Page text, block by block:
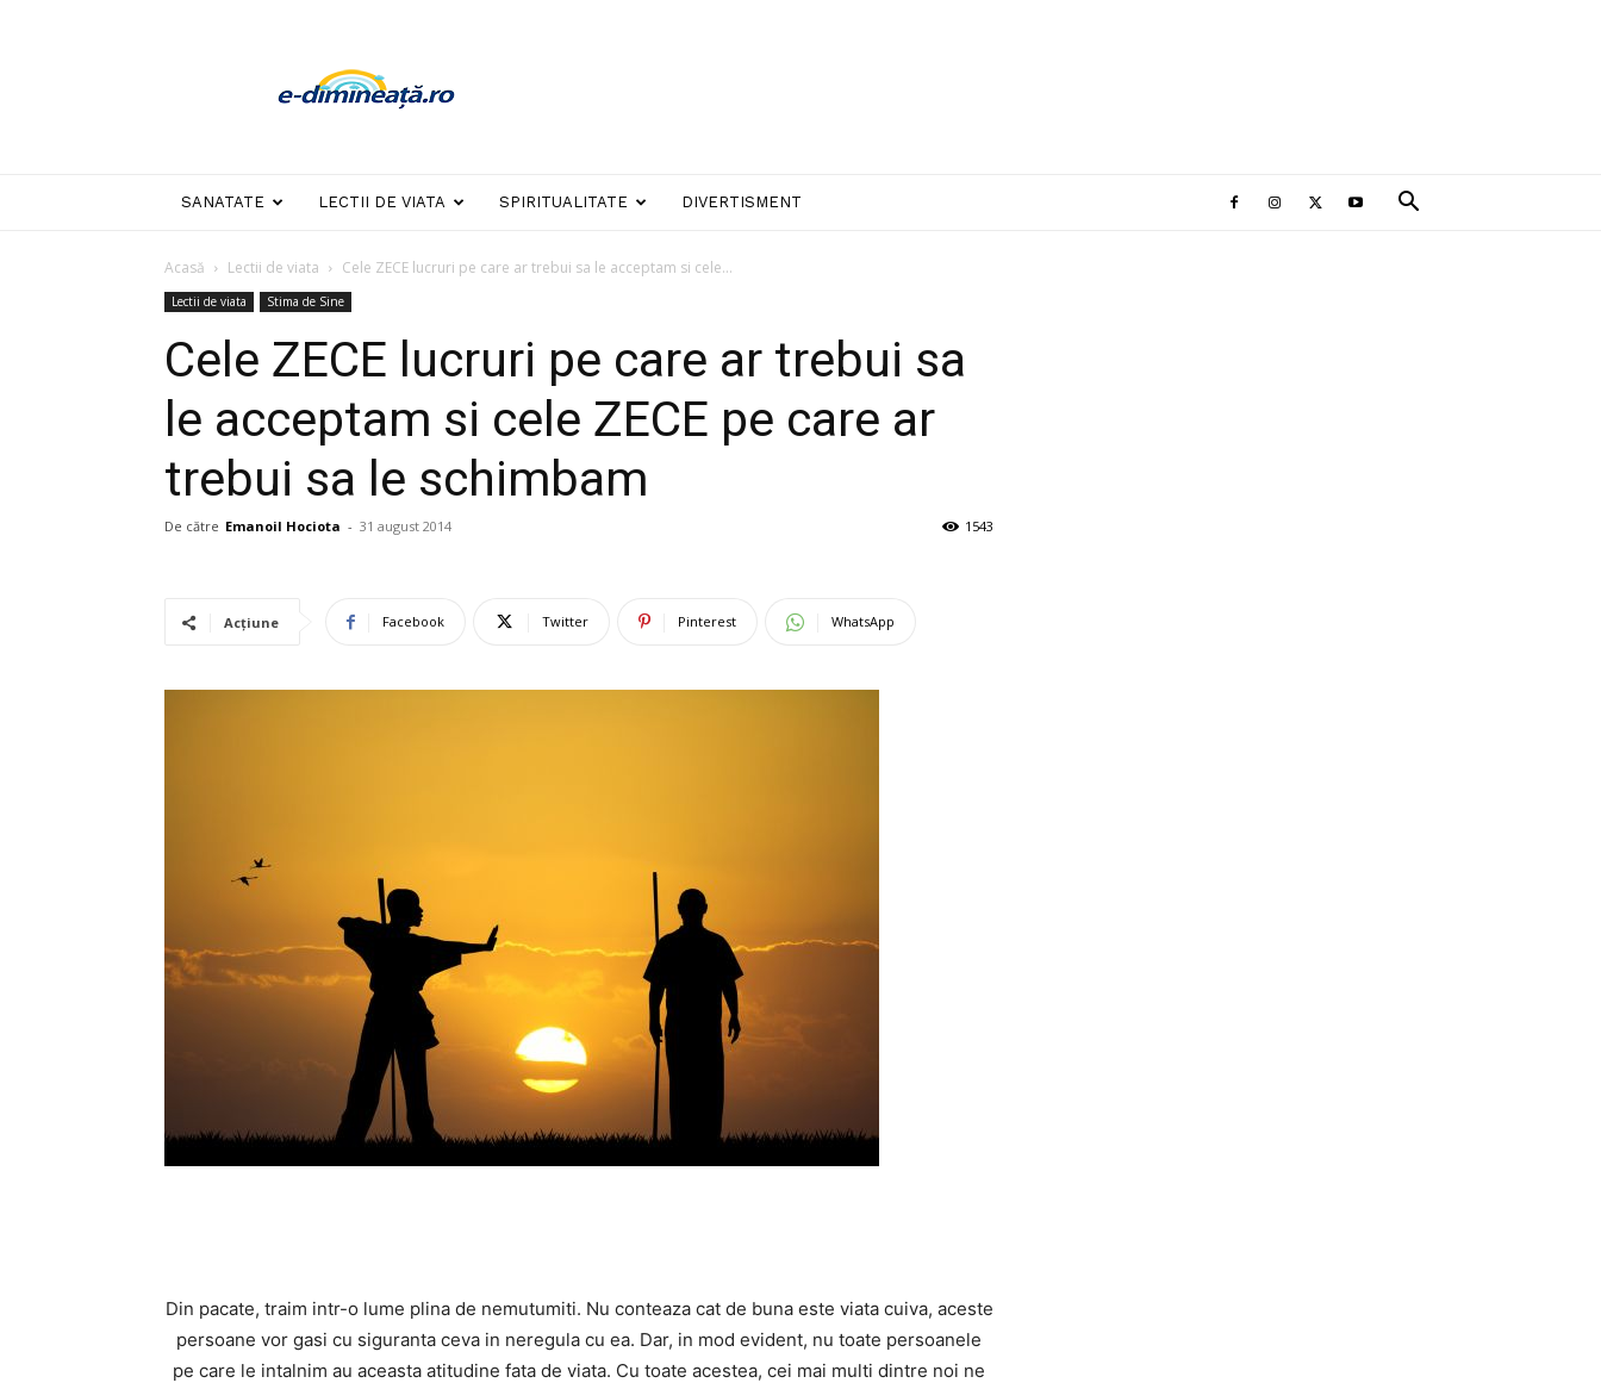
dimineata
SANATATE LECTII DE VIATA SPIRITUALITATE DIVERTISMENT
Acasă Lectii de viata Cele ZECE lucruri pe care ar trebui sa le acceptam si cele...
Lectii de viata Stima de Sine
Cele ZECE lucruri pe care ar trebui sa
le acceptam si cele ZECE pe care ar
trebui sa le schimbam
De către Emanoil Hociota - 31 august 2014 1543
Acțiune Facebook Twitter Pinterest WhatsApp
Din pacate, traim intr-o lume plina de nemutumiti. Nu conteaza cat de buna este viata cuiva, aceste
persoane vor gasi cu siguranta ceva in neregula cu ea. Dar, in mod evident, nu toate persoanele
pe care le intalnim au aceasta atitudine fata de viata. Cu toate acestea, cei mai multi dintre noi ne